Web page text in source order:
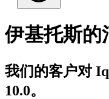
伊基托斯的
我们的客户对
10.0。